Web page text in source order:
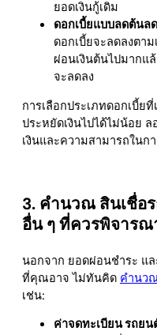
ยอดเงินกู้เดิม
ดอกเบี้ยแบบลดต้นล
ดอกเบี้ยจะลดลงตา
ผ่อนเงินต้นไปมากแ
จะลดลง
การเลือกประเภทดอกเบี้
ประหยัดเงินไปได้ไม่น้อย
เงินและความสามารถใน
3. คํานวณ สินเชื่อ
อื่น ๆ ที่ควรพิจารณ
นอกจาก ยอดผ่อนชำระ แ
ที่คุณอาจ ไม่ทันคิด คํานว
เช่น:
ค่าจดทะเบียน รถยน